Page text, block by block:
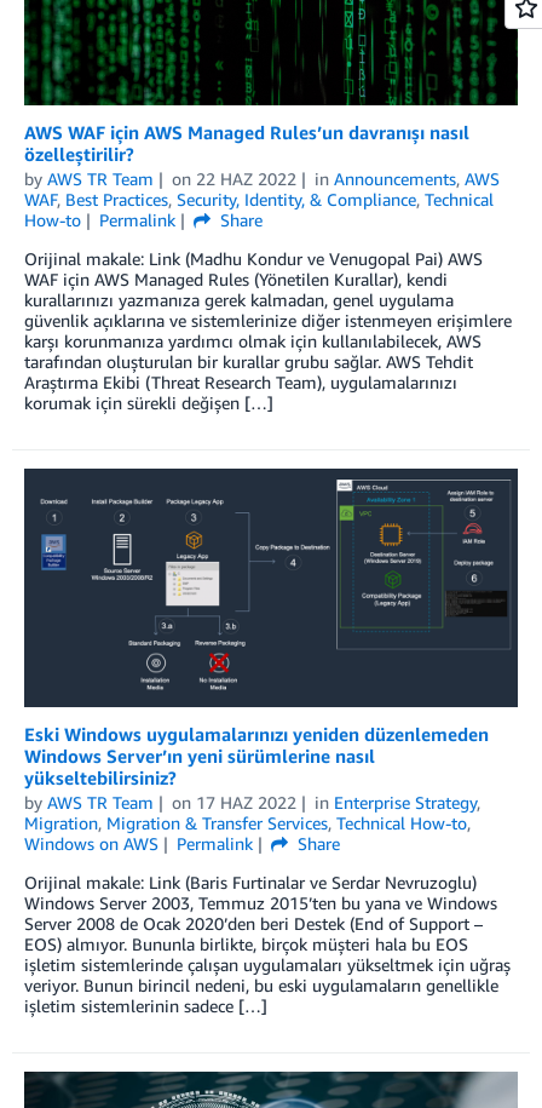
AWS WAF için AWS Managed Rules’un davranışı nasıl
özelleştirilir?
by AWS TR Team on 22 HAZ 2022 in Announcements, AWS
WAF, Best Practices, Security, Identity, & Compliance, Technical
How-to
Permalink
Share
Orijinal makale: Link (Madhu Kondur ve Venugopal Pai) AWS
WAF için AWS Managed Rules (Yönetilen Kurallar), kendi
kurallarınızı yazmanıza gerek kalmadan, genel uygulama
güvenlik açıklarına ve sistemlerinize diğer istenmeyen erişimlere
karşı korunmanıza yardımcı olmak için kullanılabilecek, AWS
tarafından oluşturulan bir kurallar grubu sağlar. AWS Tehdit
Araştırma Ekibi (Threat Research Team), uygulamalarınızı
korumak için sürekli değişen […]
Eski Windows uygulamalarınızı yeniden düzenlemeden
Windows Server’ın yeni sürümlerine nasıl
yükseltebilirsiniz?
by AWS TR Team on 17 HAZ 2022 in Enterprise Strategy,
Migration, Migration & Transfer Services, Technical How-to,
Windows on AWS
Permalink
Share
Orijinal makale: Link (Baris Furtinalar ve Serdar Nevruzoglu)
Windows Server 2003, Temmuz 2015’ten bu yana ve Windows
Server 2008 de Ocak 2020’den beri Destek (End of Support –
EOS) almıyor. Bununla birlikte, birçok müşteri hala bu EOS
işletim sistemlerinde çalışan uygulamaları yükseltmek için uğraş
veriyor. Bunun birincil nedeni, bu eski uygulamaların genellikle
işletim sistemlerinin sadece […]